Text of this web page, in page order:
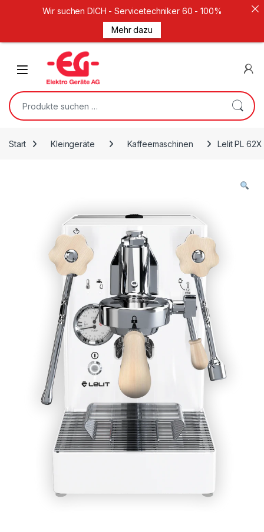
Open
Suche nach:
Start Kleingeräte Kaffeemaschinen Lelit PL
Wir suchen DICH - Servicetechniker 60 - 100%
Mehr dazu